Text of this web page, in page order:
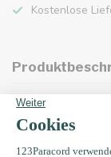
Kostenlose
Eigenschaften